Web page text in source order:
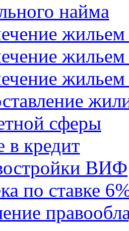
найма
жильем
сферы
в кредит
ВИФ
по ставке